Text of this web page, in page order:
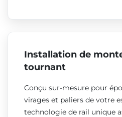
Installation de
tournant
Conçu sur-mesure pour
virages et paliers de votre
technologie de rail unique